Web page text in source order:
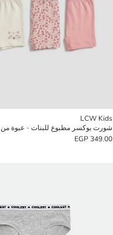
LCW Kids
شورت بوكسر مطبوع للبنات - عبوة من 3
349.00 EGP